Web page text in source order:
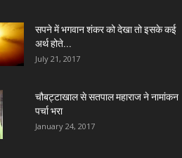
सपने में भगवान शंकर को देखा तो इसके कई
अर्थ होते...
July 21, 2017
चौबट्टाखाल से सतपाल महाराज ने नामांकन
पर्चा भरा
January 24, 2017